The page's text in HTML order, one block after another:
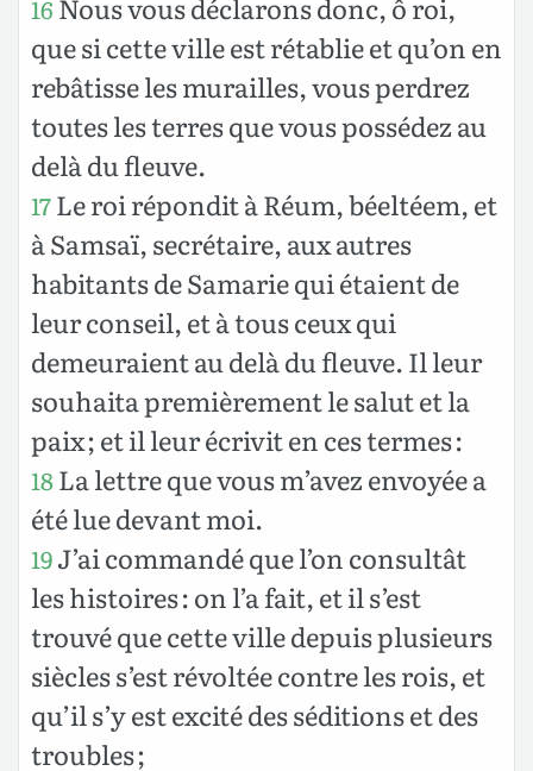
16
que si cette ville est rétablie et qu’on en
rebâtisse les murailles, vous perdrez
toutes les terres que vous possédez au
delà du fleuve.
17Le roi répondit à Réum, béeltéem, et
à Samsaï, secrétaire, aux autres
habitants de Samarie qui étaient de
leur conseil, et à tous ceux qui
demeuraient au delà du fleuve. Il leur
souhaita premièrement le salut et la
paix ; et il leur écrivit en ces termes :
18La lettre que vous m’avez envoyée a
été lue devant moi.
19J’ai commandé que l’on consultât
les histoires : on l’a fait, et il s’est
trouvé que cette ville depuis plusieurs
siècles s’est révoltée contre les rois, et
qu’il s’y est excité des séditions et des
troubles ;